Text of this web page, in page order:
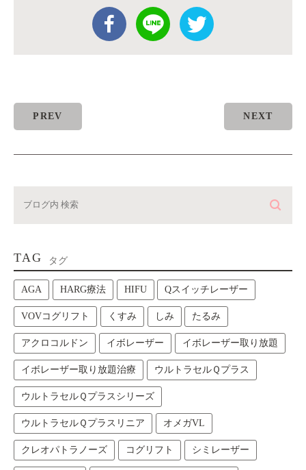
PREV NEXT
TAG タグ
AGA HARG療法 HIFU Qスイッチレーザー
VOVコグリフト くすみ しみ たるみ
アクロコルドン イボレーザー イボレーザー取り放題
イボレーザー取り放題治療 ウルトラセルＱプラス
ウルトラセルＱプラスシリーズ
ウルトラセルＱプラスリニア オメガVL
クレオパトラノーズ コグリフト シミレーザー